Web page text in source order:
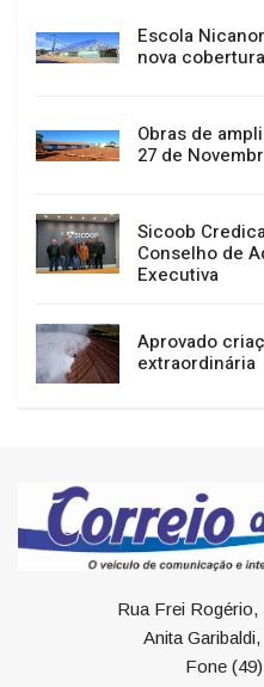
Escola
nova cobertura
Obras de
27 de
Sicoob
Conselho de
Executiva
Aprovado
extraordinária
Rua Frei Rogério,
Anita
Fone